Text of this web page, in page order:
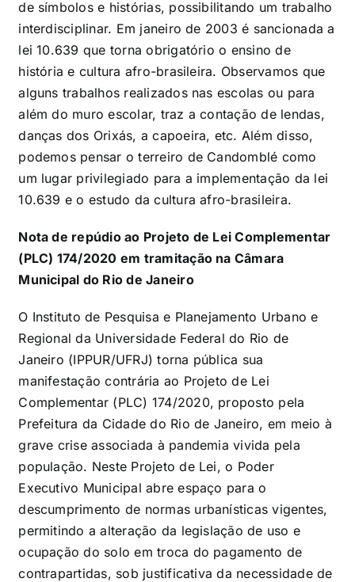
de símbolos e histórias, possibilitando um trabalho
interdisciplinar. Em janeiro de 2003 é sancionada a
lei 10.639 que torna obrigatório o ensino de
história e cultura afro-brasileira. Observamos que
alguns trabalhos realizados nas escolas ou para
além do muro escolar, traz a contação de lendas,
danças dos Orixás, a capoeira, etc. Além disso,
podemos pensar o terreiro de Candomblé como
um lugar privilegiado para a implementação da lei
10.639 e o estudo da cultura afro-brasileira.
Nota de repúdio ao Projeto de Lei Complementar
(PLC) 174/2020 em tramitação na Câmara
Municipal do Rio de Janeiro
O Instituto de Pesquisa e Planejamento Urbano e
Regional da Universidade Federal do Rio de
Janeiro (IPPUR/UFRJ) torna pública sua
manifestação contrária ao Projeto de Lei
Complementar (PLC) 174/2020, proposto pela
Prefeitura da Cidade do Rio de Janeiro, em meio à
grave crise associada à pandemia vivida pela
população. Neste Projeto de Lei, o Poder
Executivo Municipal abre espaço para o
descumprimento de normas urbanísticas vigentes,
permitindo a alteração da legislação de uso e
ocupação do solo em troca do pagamento de
contrapartidas, sob justificativa da necessidade de